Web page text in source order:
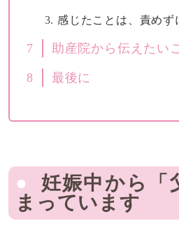
感じたことは、責めず
7 助産院から伝えたい
8 最後に
妊娠中から「
まっています